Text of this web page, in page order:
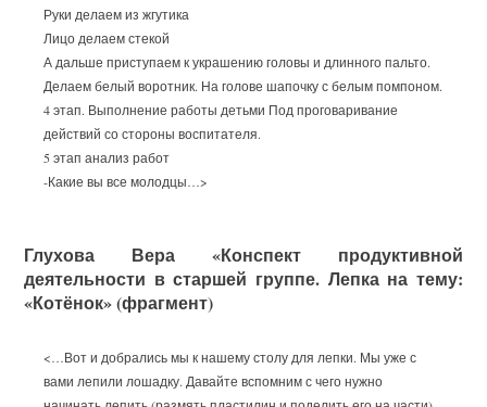
Руки делаем из жгутика
Лицо делаем стекой
А дальше приступаем к украшению головы и длинного пальто.
Делаем белый воротник. На голове шапочку с белым помпоном.
4 этап. Выполнение работы детьми Под проговаривание
действий со стороны воспитателя.
5 этап анализ работ
-Какие вы все молодцы…>
Глухова Вера «Конспект продуктивной
деятельности в старшей группе. Лепка на тему:
«Котёнок» (фрагмент)
<…Вот и добрались мы к нашему столу для лепки. Мы уже с
вами лепили лошадку. Давайте вспомним с чего нужно